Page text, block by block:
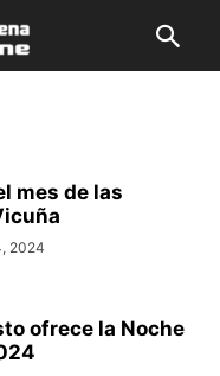
mes de las
2024
ofrece la Noche